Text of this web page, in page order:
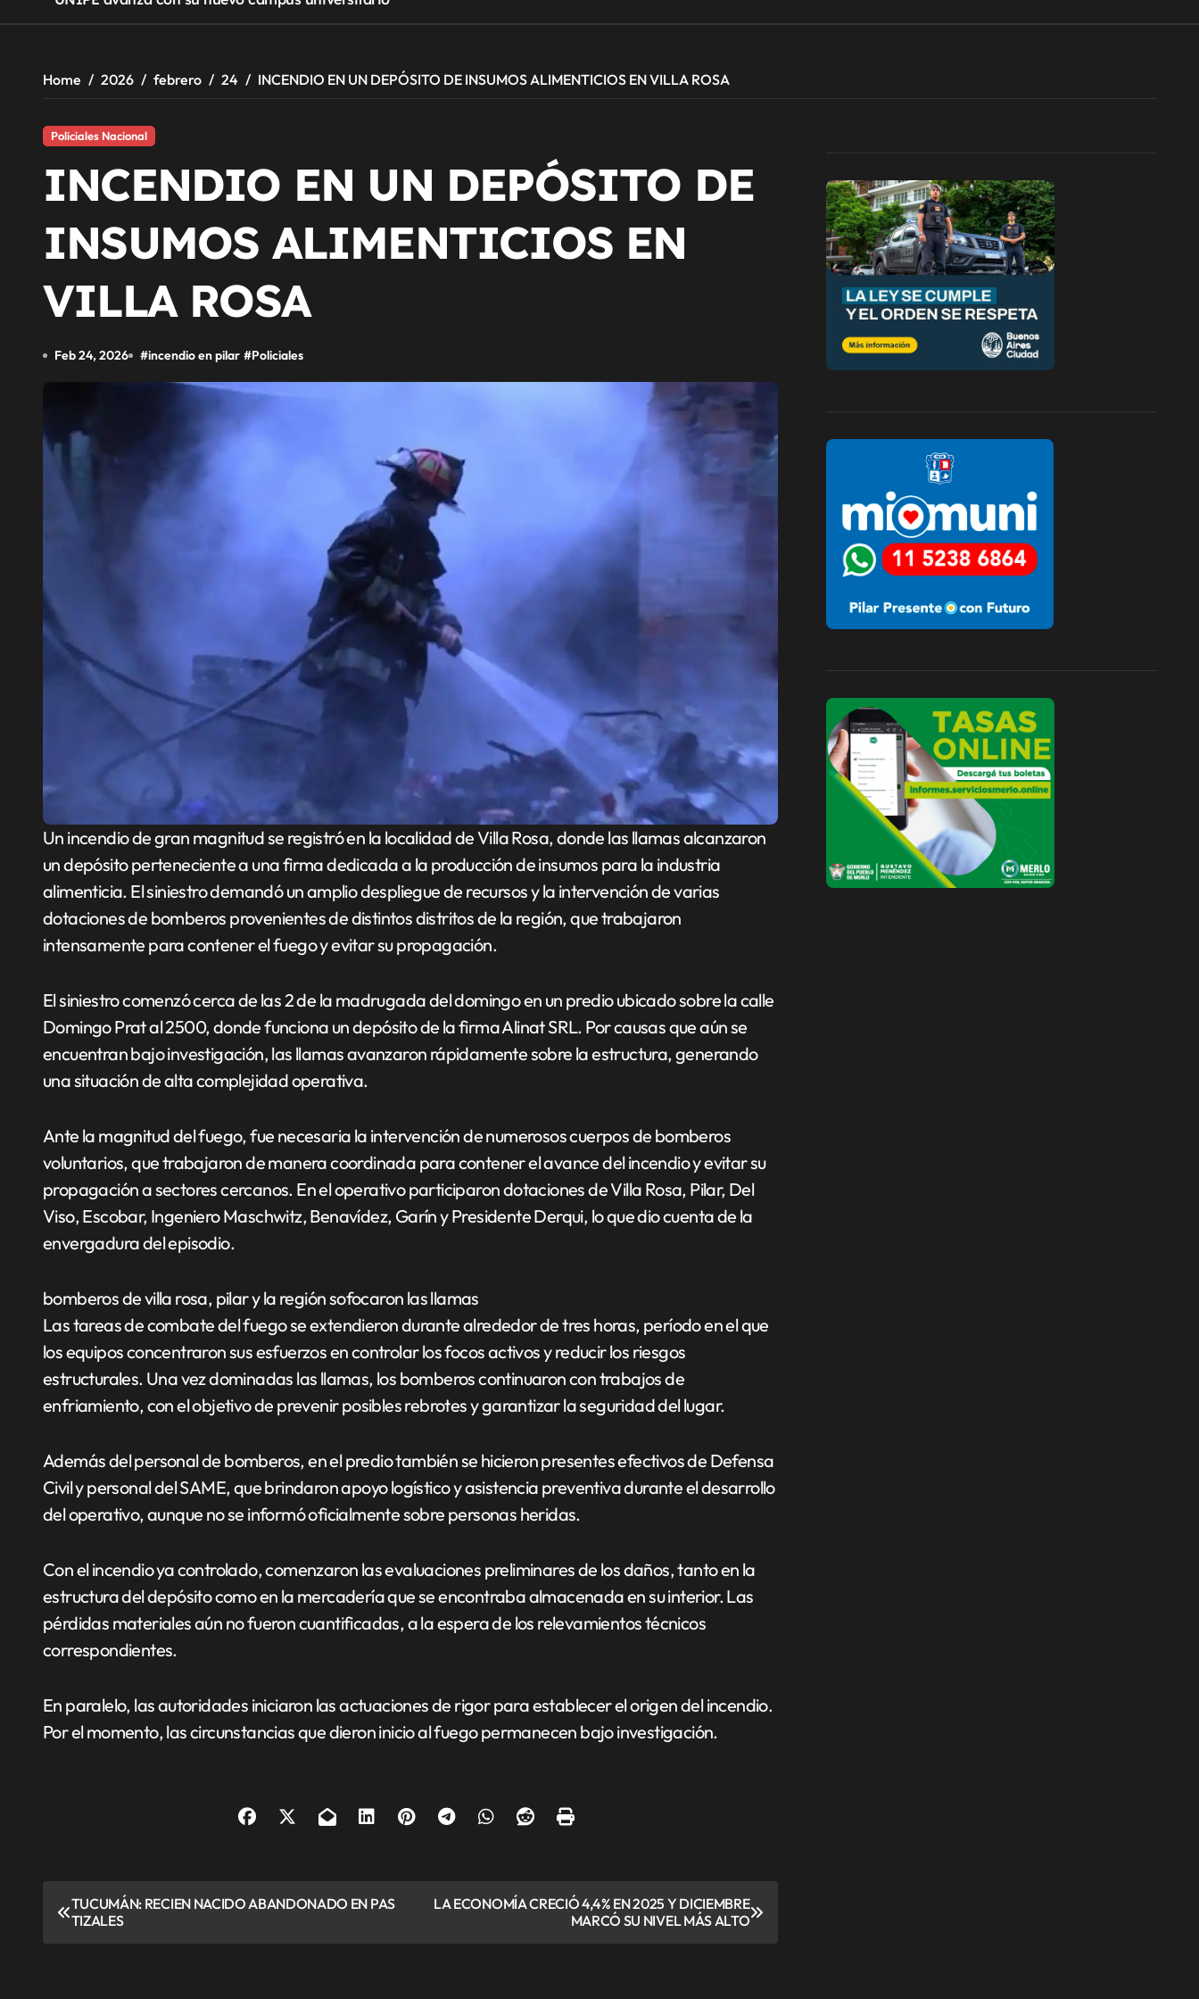
Home 2026 febrero 24 INCENDIO EN UN DEPÓSITO DE INSUMOS ALIMENTICIOS EN VILLA ROSA
Policiales Nacional
INCENDIO EN UN DEPÓSITO DE
INSUMOS ALIMENTICIOS EN
VILLA ROSA
Feb 24, 2026 #incendio en pilar #Policiales
Un incendio de gran magnitud se registró en la localidad de Villa Rosa, donde las llamas alcanzaron
un depósito perteneciente a una firma dedicada a la producción de insumos para la industria
alimenticia. El siniestro demandó un amplio despliegue de recursos y la intervención de varias
dotaciones de bomberos provenientes de distintos distritos de la región, que trabajaron
intensamente para contener el fuego y evitar su propagación.
El siniestro comenzó cerca de las 2 de la madrugada del domingo en un predio ubicado sobre la calle
Domingo Prat al 2500, donde funciona un depósito de la firma Alinat SRL. Por causas que aún se
encuentran bajo investigación, las llamas avanzaron rápidamente sobre la estructura, generando
una situación de alta complejidad operativa.
Ante la magnitud del fuego, fue necesaria la intervención de numerosos cuerpos de bomberos
voluntarios, que trabajaron de manera coordinada para contener el avance del incendio y evitar su
propagación a sectores cercanos. En el operativo participaron dotaciones de Villa Rosa, Pilar, Del
Viso, Escobar, Ingeniero Maschwitz, Benavídez, Garín y Presidente Derqui, lo que dio cuenta de la
envergadura del episodio.
bomberos de villa rosa, pilar y la región sofocaron las llamas
Las tareas de combate del fuego se extendieron durante alrededor de tres horas, período en el que
los equipos concentraron sus esfuerzos en controlar los focos activos y reducir los riesgos
estructurales. Una vez dominadas las llamas, los bomberos continuaron con trabajos de
enfriamiento, con el objetivo de prevenir posibles rebrotes y garantizar la seguridad del lugar.
Además del personal de bomberos, en el predio también se hicieron presentes efectivos de Defensa
Civil y personal del SAME, que brindaron apoyo logístico y asistencia preventiva durante el desarrollo
del operativo, aunque no se informó oficialmente sobre personas heridas.
Con el incendio ya controlado, comenzaron las evaluaciones preliminares de los daños, tanto en la
estructura del depósito como en la mercadería que se encontraba almacenada en su interior. Las
pérdidas materiales aún no fueron cuantificadas, a la espera de los relevamientos técnicos
correspondientes.
En paralelo, las autoridades iniciaron las actuaciones de rigor para establecer el origen del incendio.
Por el momento, las circunstancias que dieron inicio al fuego permanecen bajo investigación.
N TUCUMÁN: RECIEN NACIDO ABANDONADO EN PAS
TIZALES
LA ECONOMÍA CRECIÓ 4,4% EN 2025 Y DICIEMBRE
MARCÓ SU NIVEL MÁS ALTO